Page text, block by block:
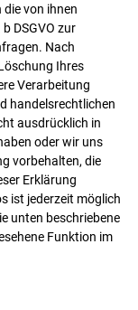
von ihnen
DSGVO zur
Nach
Ihres
Verarbeitung
handelsrechtlichen
ausdrücklich in
oder wir uns
vorbehalten, die
Erklärung
ist jederzeit möglich
unten beschriebene
Funktion im